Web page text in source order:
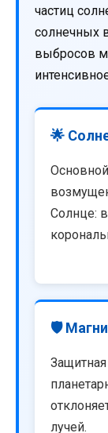
частиц
солнечных
выбросов
🌟
Солнце:
🛡️
лучей.